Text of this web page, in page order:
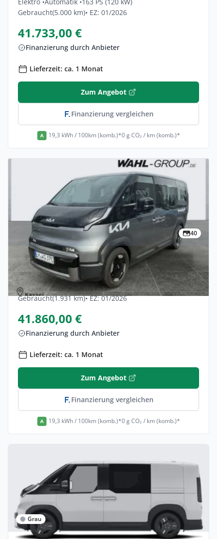
Gebraucht(5.000 km)• EZ: 01/2026
41.733,00 €
Finanzierung durch Anbieter
Lieferzeit: ca. 1 Monat
Zum Angebot
Finanzierung vergleichen
A 19,3 kWh / 100km (komb.)*0 g CO₂ / km (komb.)*
40
Privat & Gewerbe
Kia Pv5-passenger 71,2 KWh Elite 5dr
Elektro •Automatik • 163 PS (120 kW)
Gebraucht(1.931 km)• EZ: 01/2026
41.860,00 €
Finanzierung durch Anbieter
Lieferzeit: ca. 1 Monat
Zum Angebot
Finanzierung vergleichen
A 19,3 kWh / 100km (komb.)*0 g CO₂ / km (komb.)*
Grau